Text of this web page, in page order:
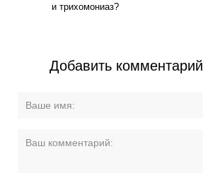
и трихомониаз?
Добавить комментарий